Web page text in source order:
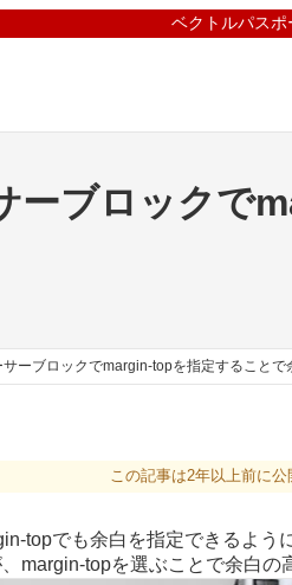
ベクトルパスポ
ーブロックで
ーブロックでmargin-topを指定することで
この記事は2年以上前に
topでも余白を指定できるよ
margin-topを選ぶことで余白の